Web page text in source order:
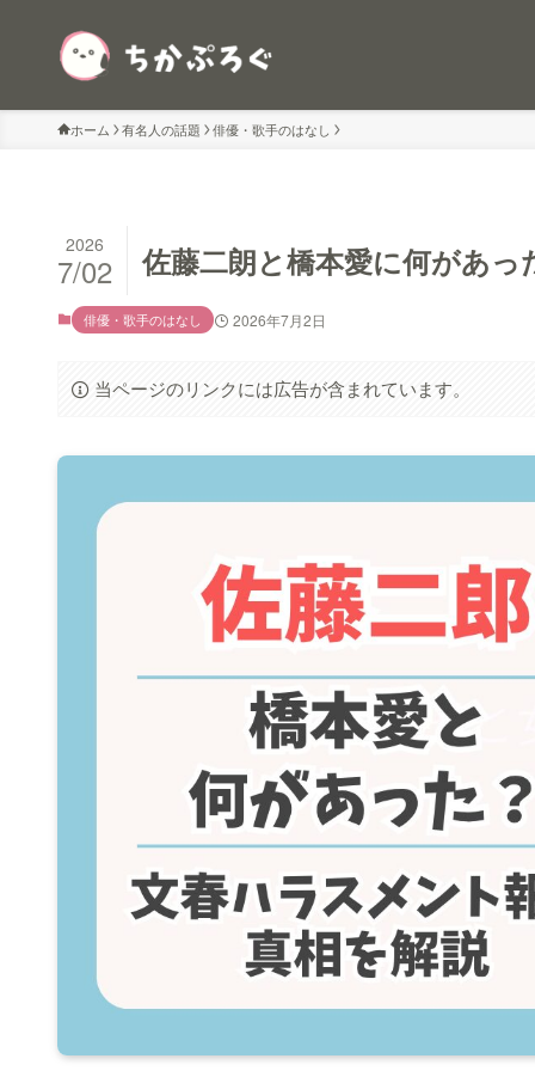
ホーム 有名人の話題 俳優・歌手のはなし
佐藤二朗と橋本愛に何があ
2026
7/02
俳優・歌手のはなし 2026年7月2日
当ページのリンクには広告が含まれています。